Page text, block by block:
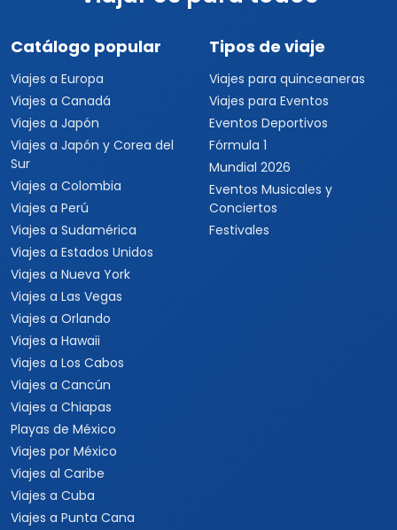
Catálogo popular
Viajes a Europa
Viajes a Canadá
Viajes a Japón
Viajes a Japón y Corea del
Sur
Viajes a Colombia
Viajes a Perú
Viajes a Sudamérica
Viajes a Estados Unidos
Viajes a Nueva York
Viajes a Las Vegas
Viajes a Orlando
Viajes a Hawaii
Viajes a Los Cabos
Viajes a Cancún
Viajes a Chiapas
Playas de México
Viajes por México
Viajes al Caribe
Viajes a Cuba
Viajes a Punta Cana
Tipos de viaje
Viajes para quinceaneras
Viajes para Eventos
Eventos Deportivos
Fórmula 1
Mundial 2026
Eventos Musicales y
Conciertos
Festivales